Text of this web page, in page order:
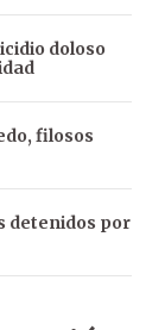
doloso
filosos
detenidos por